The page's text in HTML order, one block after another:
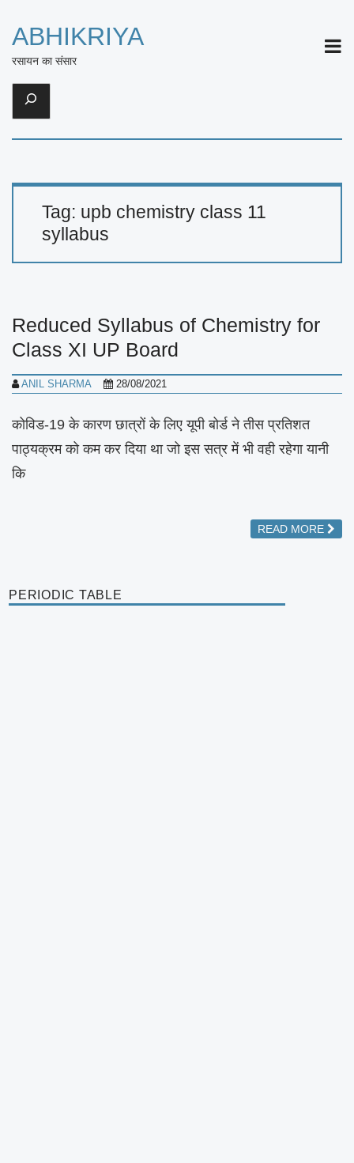
ABHIKRIYA
रसायन का संसार
Search
Tag: upb chemistry class 11
syllabus
Reduced Syllabus of Chemistry for
Class XI UP Board
ANIL SHARMA 28/08/2021
कोविड-19 के कारण छात्रों के लिए यूपी बोर्ड ने तीस प्रतिशत
पाठ्यक्रम को कम कर दिया था जो इस सत्र में भी वही रहेगा यानी
कि
READ MORE
PERIODIC TABLE